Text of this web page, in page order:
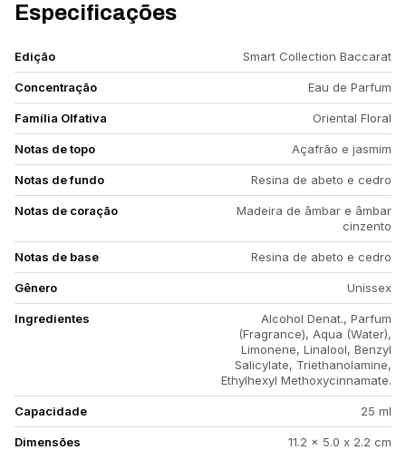
Especificações
Edição Smart Collection Baccarat
Concentração Eau de Parfum
Família Olfativa Oriental Floral
Notas de topo Açafrão e jasmim
Notas de fundo Resina de abeto e cedro
Notas de coração
Madeira de âmbar e âmbar
cinzento
Notas de base Resina de abeto e cedro
Gênero Unissex
Ingredientes
Alcohol Denat., Parfum
(Fragrance), Aqua (Water),
Limonene, Linalool, Benzyl
Salicylate, Triethanolamine,
Ethylhexyl Methoxycinnamate.
Capacidade 25 ml
Dimensões 11.2 x 5.0 x 2.2 cm